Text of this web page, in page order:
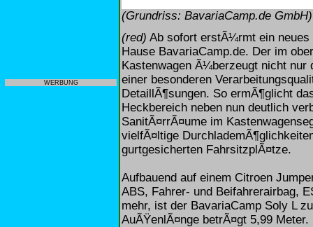
WERBUNG
(Grundriss: BavariaCamp.de GmbH)
(red) Ab sofort erstÃ¼rmt ein neues
Hause BavariaCamp.de. Der im
Kastenwagen Ã¼berzeugt nicht nur
einer besonderen
DetaillÃ¶sungen. So ermÃ¶glicht
Heckbereich neben nun deutlich
SanitÃ¤rrÃ¤ume im
vielfÃ¤ltige
gurtgesicherten FahrsitzplÃ¤tze.
Aufbauend auf einem Citroen
ABS, Fahrer- und Beifahrerairbag,
mehr, ist der BavariaCamp Soly L
AuÃŸenlÃ¤nge betrÃ¤gt 5,99 Meter.